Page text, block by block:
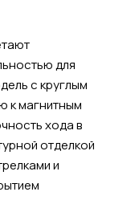
для
с круглым
к магнитным
хода в
отделкой
и